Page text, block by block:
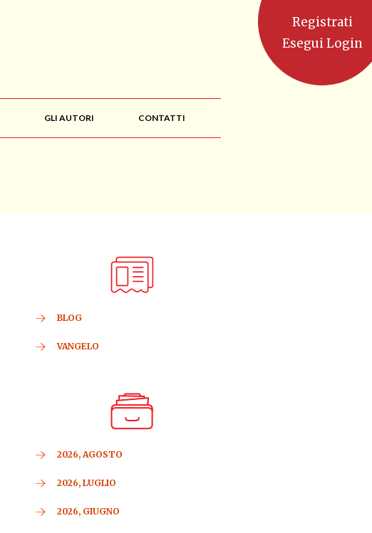
GLI AUTORI CONTATTI
BLOG
VANGELO
2026, AGOSTO
2026, LUGLIO
2026, GIUGNO
Registrati
Esegui Login